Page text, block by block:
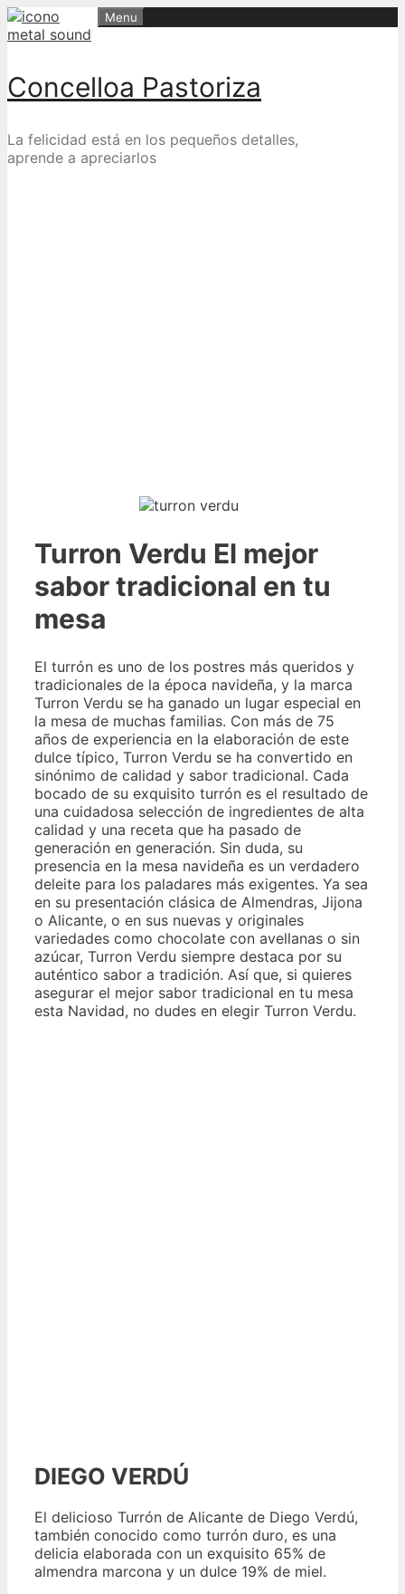
Skip
to
Concelloa Pastoriza
La felicidad está en los pequeños detalles,
aprende a apreciarlos
Menu
Turron Verdu El mejor
sabor tradicional en tu
mesa
El turrón es uno de los postres más queridos y
tradicionales de la época navideña, y la marca
Turron Verdu se ha ganado un lugar especial en
la mesa de muchas familias. Con más de 75
años de experiencia en la elaboración de este
dulce típico, Turron Verdu se ha convertido en
sinónimo de calidad y sabor tradicional. Cada
bocado de su exquisito turrón es el resultado de
una cuidadosa selección de ingredientes de alta
calidad y una receta que ha pasado de
generación en generación. Sin duda, su
presencia en la mesa navideña es un verdadero
deleite para los paladares más exigentes. Ya sea
en su presentación clásica de Almendras, Jijona
o Alicante, o en sus nuevas y originales
variedades como chocolate con avellanas o sin
azúcar, Turron Verdu siempre destaca por su
auténtico sabor a tradición. Así que, si quieres
asegurar el mejor sabor tradicional en tu mesa
esta Navidad, no dudes en elegir Turron Verdu.
DIEGO VERDÚ
El delicioso Turrón de Alicante de Diego Verdú,
también conocido como turrón duro, es una
delicia elaborada con un exquisito 65% de
almendra marcona y un dulce 19% de miel.